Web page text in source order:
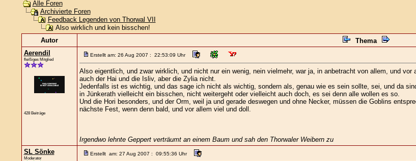
Alle Foren
Archivierte Foren
Feedback Legenden von Thorwal VII
Also wirklich und kein bisschen!
Autor
Thema
Aerendil
fleißiges Mitglied
428 Beiträge
Erstellt am: 26 Aug 2007 : 22:53:09 Uhr
Also eigentlich, und zwar wirklich, und nicht nur ein wenig, nein vielmehr, war ja, in anbetracht von allem, und
auch der Hai und die Isliv, aber die Zylia nicht.
Jedenfalls ist es wichtig, und das sage ich nicht als wichtig, sondern als, genau wie es sein sollte, sei, und da
in Jünkerath vielleicht ein bisschen, nicht weitergeht oder vielleicht auch doch, es sei denn alle wollen es so.
Und die Hori besonders, und der Orm, weil ja und gerade deswegen und ohne Necker, müssen die Goblins
nächste Fest, wenn denn bald, und vor allem viel und doll.
Irgendwo lehnte Geppert verträumt an einem Baum und sah den Thorwaler Weibern zu
SL Sönke
Moderator
Erstellt am: 27 Aug 2007 : 09:55:36 Uhr